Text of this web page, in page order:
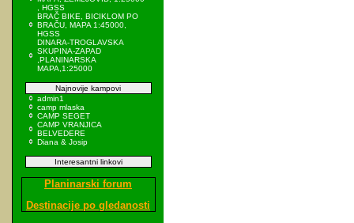
, HGSS
BRAČ BIKE, BICIKLOM PO
BRAČU, MAPA 1:45000,
HGSS
DINARA-TROGLAVSKA
SKUPINA-ZAPAD
,PLANINARSKA
MAPA,1:25000
Najnovije kampovi
admin1
camp mlaska
CAMP SEGET
CAMP VRANJICA
BELVEDERE
Diana & Josip
Interesantni linkovi
Planinarski forum
Destinacije po gledanosti